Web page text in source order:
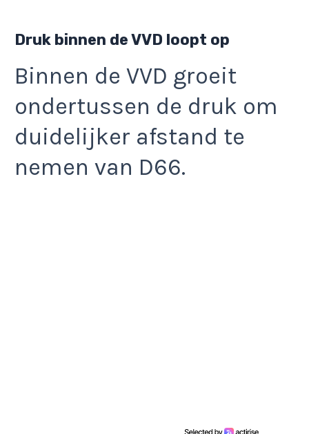
Druk binnen de VVD loopt op
Binnen de VVD groeit
ondertussen de druk om
duidelijker afstand te
nemen van D66.